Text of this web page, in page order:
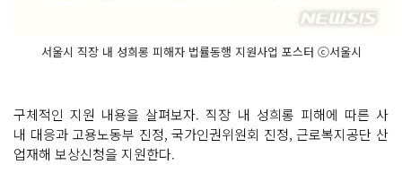
서울시 직장 내 성희롱 피해자 법률동행 지원사업 포스터 ⓒ서울시
구체적인 지원 내용을 살펴보자. 직장 내 성희롱 피해에 따른 사
내 대응과 고용노동부 진정, 국가인권위원회 진정, 근로복지공단 산
업재해 보상신청을 지원한다.